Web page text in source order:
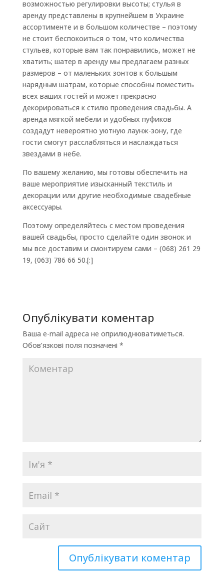
возможностью регулировки высоты; стулья в
аренду представлены в крупнейшем в Украине
ассортименте и в большом количестве – поэтому
не стоит беспокоиться о том, что количества
стульев, которые вам так понравились, может не
хватить; шатер в аренду мы предлагаем разных
размеров – от маленьких зонтов к большым
нарядным шатрам, которые способны поместить
всех ваших гостей и может прекрасно
декорироваться к стилю проведения свадьбы. А
аренда мягкой мебели и удобных пуфиков
создадут невероятно уютную лаунж-зону, где
гости смогут расслабляться и наслаждаться
звездами в небе.
По вашему желанию, мы готовы обеспечить на
ваше мероприятие изысканный текстиль и
декорации или другие необходимые свадебные
аксессуары.
Поэтому определяйтесь с местом проведения
вашей свадьбы, просто сделайте один звонок и
мы все доставим и смонтируем сами – (068) 261 29
19, (063) 786 66 50.[:]
Опублікувати коментар
Ваша e-mail адреса не оприлюднюватиметься.
Обов’язкові поля позначені *